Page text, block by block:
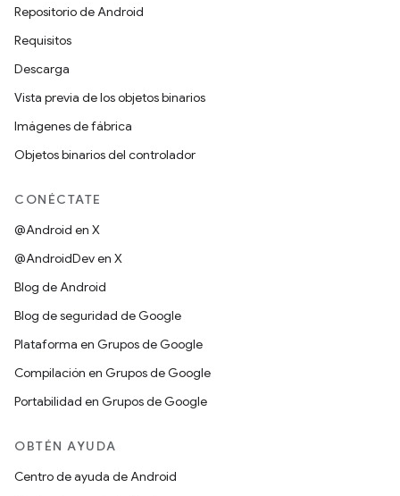
Repositorio de Android
Requisitos
Descarga
Vista previa de los objetos binarios
Imágenes de fábrica
Objetos binarios del controlador
CONÉCTATE
@Android en X
@AndroidDev en X
Blog de Android
Blog de seguridad de Google
Plataforma en Grupos de Google
Compilación en Grupos de Google
Portabilidad en Grupos de Google
OBTÉN AYUDA
Centro de ayuda de Android